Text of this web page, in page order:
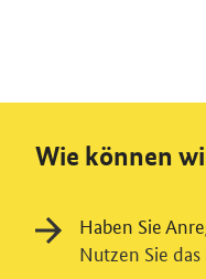
Wie können
Haben Sie
Nutzen Sie das